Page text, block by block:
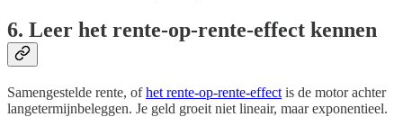
6. Leer het rente-op-rente-effect kennen
Samengestelde rente, ofhet rente-op-rente-effect is de motor achter
langetermijnbeleggen. Je geld groeit niet lineair, maar exponentieel.